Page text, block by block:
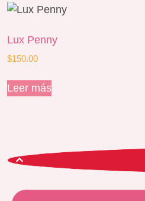
Lux Penny
$150.00
Leer más